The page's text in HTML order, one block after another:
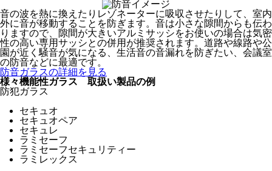
音の波を熱に換えたりレゾネーターに吸収させたりして、室内
外に音が移動することを防ぎます。音は小さな隙間からも伝わ
りますので、隙間が大きいアルミサッシをお使いの場合は気密
性の高い専用サッシとの併用が推奨されます。道路や線路や公
園が近く騒音が気になる、生活音の音漏れを防ぎたい、会議室
の防音などに最適です。
防音ガラスの詳細を見る
様々機能性ガラス 取扱い製品の例
防犯ガラス
セキュオ
セキュオペア
セキュレ
ラミセーフ
ラミセーフセキュリティー
ラミレックス